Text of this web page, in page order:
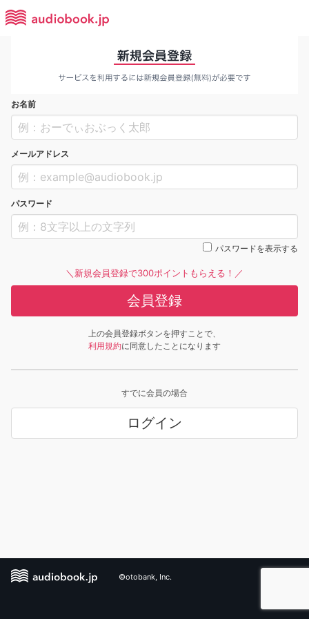
お名前
メールアドレス
パスワード
パスワードを表示する
＼新規会員登録で300ポイントもらえる！／
会員登録
上の会員登録ボタンを押すことで、
利用規約に同意したことになります
すでに会員の場合
ログイン
©otobank, Inc.